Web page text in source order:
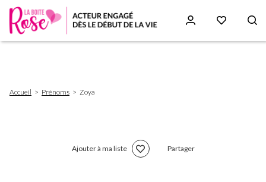
d'Ariane
Accueil Prénoms Zoya
Ajouter à ma liste Partager